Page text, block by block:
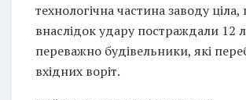
технологічна частина заводу ціла,
внаслідок удару постраждали 12
переважно будівельники, які
вхідних воріт.